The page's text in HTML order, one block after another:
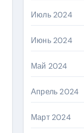
Июль 2024
Июнь 2024
Май 2024
Апрель 2024
Март 2024